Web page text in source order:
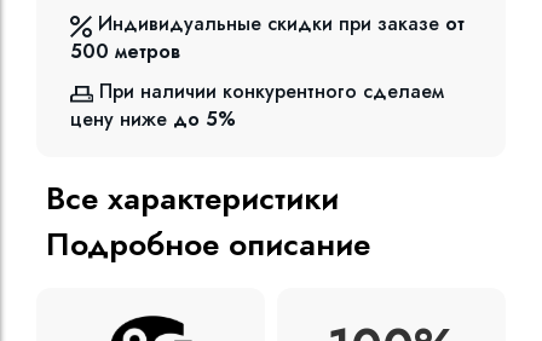
Индивидуальные скидки при заказе от
500 метров
При наличии конкурентного сделаем
цену ниже до 5%
Все характеристики
Подробное описание